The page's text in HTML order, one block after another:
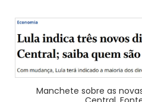
Manchete sobre as